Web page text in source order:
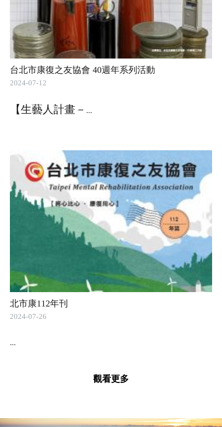
台北市康復之友協會 40週年系列活動
2024-07-12
【生藝人計畫－ ...
北市康112年刊
2024-07-26
...
觀看更多